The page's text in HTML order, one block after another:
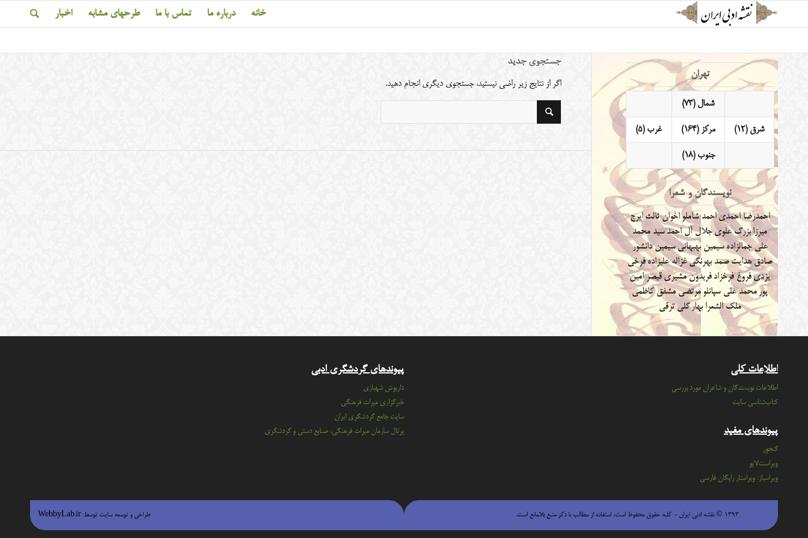
خانه درباره ما تماس با ما طرحهای مشابه اخبار
جستجوی جدید
اگر از نتایج زیر راضی نیستید، جستجوی دیگری انجام دهید.
تهران
شمال (73)
شرق (12) مرکز (164) غرب (5)
جنوب (18)
نویسندگان و شعرا
احمدرضا احمدیاحمد شاملواخوان ثالث ایرج
میرزابزرگ علوی جلال آل احمد سید محمد
علی جمالزاده سیمین بهبهانیسیمین دانشور
صادق هدایتصمد بهرنگیغزاله علیزادهفرخی
یزدیفروغ فرخزاد فریدون مشیری قیصر امین
پور محمد علی سپانلو مرتضی مشفق کاظمی
ملک الشعرا بهارگلی ترقی
اطلاعات کلی
اطلاعات نویسندگان و شاعران مورد بررسی
کتاب‌شناسی سایت
پیوندهای مفید
گنجور
ویراست‌لایو
ویراسباز: ویراستار رایگان فارسی
پیوندهای گردشگری ادبی
داریوش شهبازی
خبرگزاری میراث فرهنگی
سايت جامع گردشگري ايران
پرتال سازمان ميراث فرهنگي، صنايع دستي و گردشگري
۱۳۹۳ © نقشه ادبی ایران - كليه حقوق محفوظ است، استفاده از مطالب با ذكر منبع بلامانع است. طراحی و توسعه سایت توسط: WebbyLab.ir